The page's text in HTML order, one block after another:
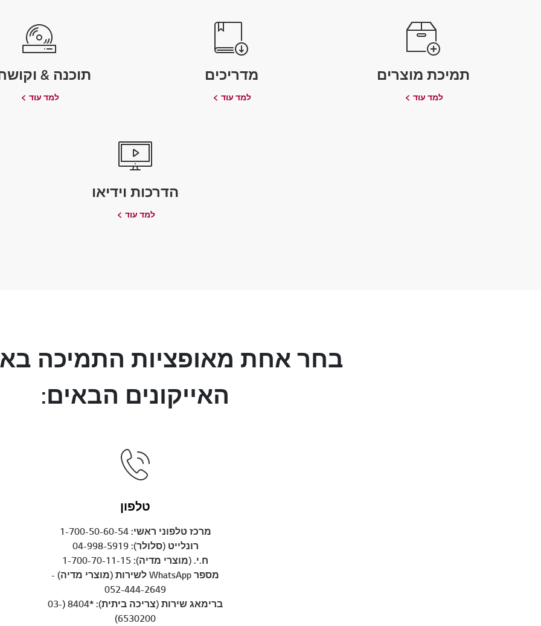
תמיכת מוצרים
למד עוד
מדריכים
למד עוד
תוכנה &
למד עוד
הדרכות וידיאו
למד עוד
בחר אחת מאופציות התמיכה
האייקונים הבאים:
טלפון
מרכז טלפוני ראשי: 1-700-50-60-54
רונלייט (סלולר): 04-998-5919
ח.י. (מוצרי מדיה): 1-700-70-11-15
מספר WhatsApp לשירות (מוצרי מדיה) -
052-444-2649
ברימאג שירות (צריכה ביתית): *8404 (03-
6530200)